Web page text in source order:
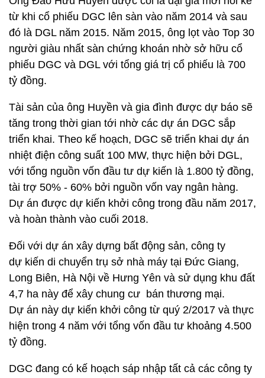
từ khi cổ phiếu DGC lên sàn vào năm 2014 và sau
đó là DGL năm 2015. Năm 2015, ông lọt vào Top 30
người giàu nhất sàn chứng khoán nhờ sở hữu cổ
phiếu DGC và DGL với tổng giá trị cổ phiếu là 700
tỷ đồng.
Tài sản của ông Huyền và gia đình được dự báo sẽ
tăng trong thời gian tới nhờ các dự án DGC sắp
triển khai. Theo kế hoạch, DGC sẽ triển khai dự án
nhiệt điện công suất 100 MW, thực hiện bởi DGL,
với tổng nguồn vốn đầu tư dự kiến là 1.800 tỷ đồng,
tài trợ 50% ‐ 60% bởi nguồn vốn vay ngân hàng.
Dự án được dự kiến khởi công trong đầu năm 2017,
và hoàn thành vào cuối 2018.
Đối với dự án xây dựng bất động sản, công ty
dự kiến di chuyển trụ sở nhà máy tại Đức Giang,
Long Biên, Hà Nội về Hưng Yên và sử dụng khu đất
4,7 ha này để xây chung cư bán thương mại.
Dự án này dự kiến khởi công từ quý 2/2017 và thực
hiện trong 4 năm với tổng vốn đầu tư khoảng 4.500
tỷ đồng.
DGC đang có kế hoạch sáp nhập tất cả các công ty